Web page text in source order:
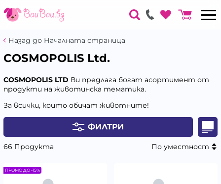
Назад до Началната страница
COSMOPOLIS Ltd.
COSMOPOLIS LTD Ви предлага богат асортимент от
продукти на животинска тематика.
За всички, които обичат животните!
ФИЛТРИ
66 Продукта По уместност
ПРОМО ДО -15%